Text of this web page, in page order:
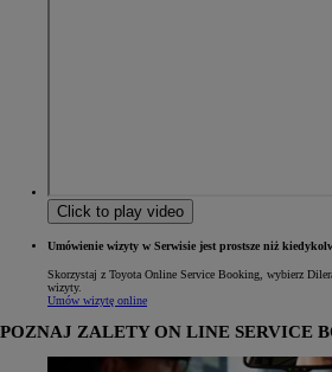
Click to play video
Umówienie wizyty w Serwisie jest prostsze niż
Skorzystaj z Toyota Online Service Booking, wybierz
wizyty.
Umów wizytę online
POZNAJ ZALETY ON LINE SERVICE